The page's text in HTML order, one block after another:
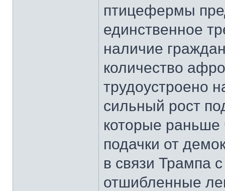
птицефермы
единственное
наличие
количество
трудоустроено
сильный рост
которые раньше
подачки от
в связи Трампа
отшибленные